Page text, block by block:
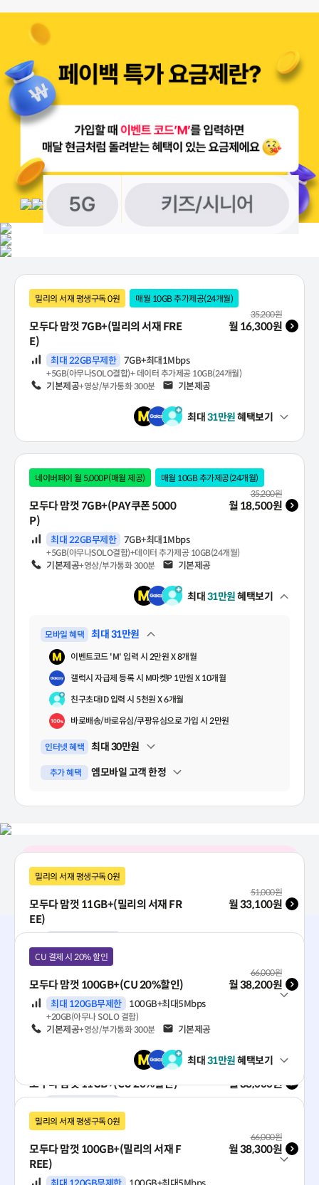
요금제 가입하면 어떤 혜택을 받을까요?
초대한 친구
3만원
1명 초대 당 3만원 x3
초대ID 입력 후 가입한 친구
3만원 + 바로배송/바로유심으로 가입 시 2만원
이벤트 코드 'M' 입력 시 최대 15만원
5천원 이상 요금제 셀프개통 가입 시 5만원
최대 20만원
페이백 특가 요금제란?
가입할 때 이벤트 코드 'M'을 입력하면 매달 현금처럼 돌려받는 혜택
M모바일의 스페셜 에디션 요금제
친구 맞춤 요금제 추천하기!
출퇴근 중 영상/음악을 가볍게 즐긴다면
16,300원~밀리의 서재 평생구독 0원 매월 10GB 추가제공(24개월)
모두다 맘껏 7GB+(밀리의 서재 FRE
E)
월 기본료(VAT 포함)
35,200원
월 16,300원
데이터최대 22GB무제한 7GB+최대1Mbps
+5GB(아무나SOLO결합)+ 데이터 추가제공 10GB(24개월)
음성기본제공+영상/부가통화 300분 문자기본제공
최대31만원혜택보기
네이버페이 월 5,000P(매월 제공) 매월 10GB 추가제공(24개월)
모두다 맘껏 7GB+(PAY쿠폰 5000
P)
월 기본료(VAT 포함)
35,200원
월 18,500원
데이터최대 22GB무제한 7GB+최대1Mbps
+5GB(아무나SOLO결합)+데이터 추가제공 10GB(24개월)
음성기본제공+영상/부가통화 300분 문자기본제공
최대31만원혜택보기
모바일 혜택 최대31만원
펼쳐보기
이벤트코드 'M' 입력 시 2만원 X 8개월
갤럭시 자급제 등록 시 M마켓P 1만원 X 10개월
친구초대ID 입력 시 5천원 X 6개월
바로배송/바로유심/쿠팡유심으로 가입 시 2만원
인터넷 혜택 최대30만원
펼쳐보기
추가 혜택 엠모바일 고객 한정
펼쳐보기
매일 1시간 이상 영상을 본다면
33,100원~밀리의 서재 평생구독 0원
모두다 맘껏 11GB+(밀리의 서재 FR
EE)
월 기본료(VAT 포함)
51,000원
월33,100원
+20GB(아무나SOLO결합)
음성기본제공+영상/부가통화 300분
펼쳐보기
모두다 맘껏 11GB+(CU 20%할인) 월33,000원
+20GB(아무나 SOLO 결합)
음성기본제공+영상/부가통화 300분
펼쳐보기
120GB 무제한
대용량의 끊김 없는 데이터를 찾는다면
38,300원~CU 결제 시 20% 할인
모두다 맘껏 100GB+(CU 20%할인)
월 기본료(VAT 포함)
66,000원
월38,200원
데이터최대 120GB무제한 100GB+최대5Mbps
+20GB(아무나 SOLO 결합)
음성기본제공+영상/부가통화 300분 문자기본제공
최대31만원혜택보기
밀리의 서재 평생구독 0원
모두다 맘껏 100GB+(밀리의 서재 F
REE)
월 기본료(VAT 포함)
66,000원
월38,300원
유심이 없다면?
유심 구매하기
개통방식으로 선택하기
가장 빠름